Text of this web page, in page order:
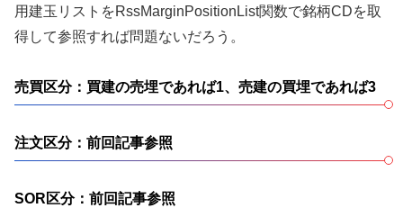
用建玉リストをRssMarginPositionList関数で銘柄CDを取
得して参照すれば問題ないだろう。
売買区分：買建の売埋であれば1、売建の買埋であれば3
注文区分：前回記事参照
SOR区分：前回記事参照